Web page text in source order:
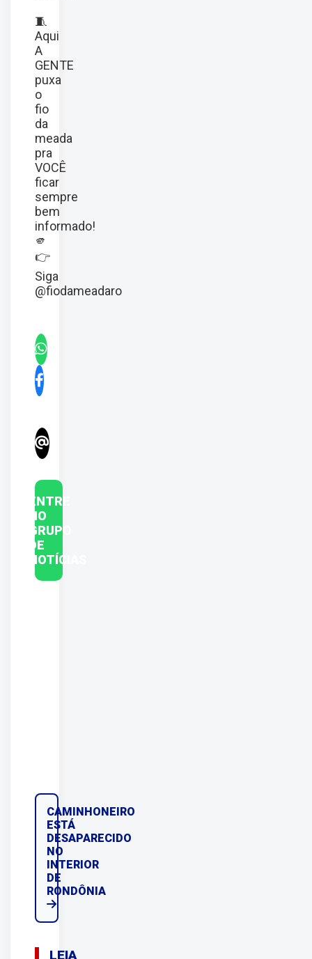
🧵
Aqui
A
GENTE
puxa
o
fio
da
meada
pra
VOCÊ
ficar
sempre
bem
informado!
🫵
👉
Siga
@fiodameadaro
ENTRE
NO
GRUPO
DE
NOTÍCIAS
CAMINHONEIRO
ESTÁ
DESAPARECIDO
NO
INTERIOR
DE
RONDÔNIA
LEIA